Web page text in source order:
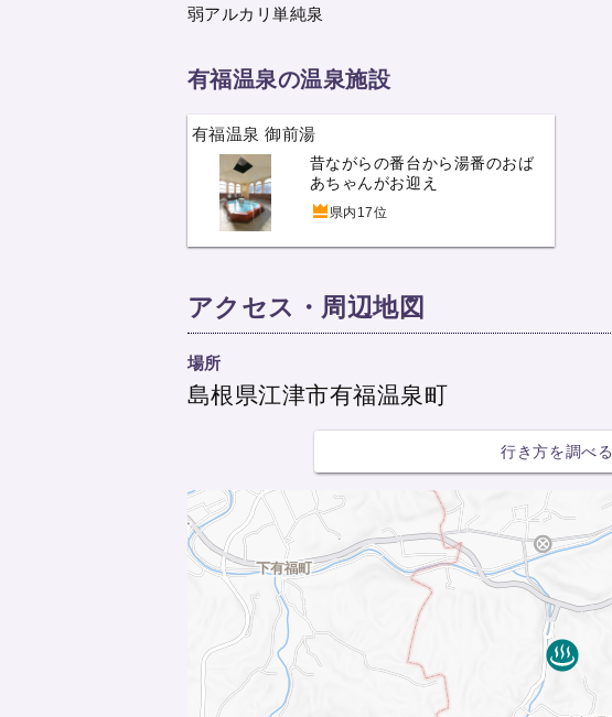
弱アルカリ単純泉
有福温泉の温泉施設
有福温泉 御前湯
昔ながらの番台から湯番のおば
あちゃんがお迎え
県内17位
アクセス・周辺地図
場所
島根県江津市有福温泉町
行き方を調べる